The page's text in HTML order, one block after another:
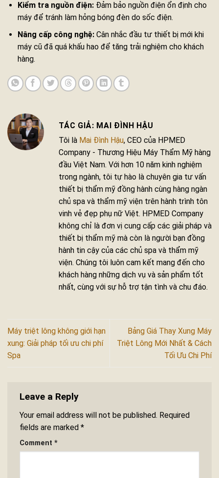
Kiểm tra nguồn điện:Đảm bảo nguồn điện ổn định cho
máy để tránh làm hỏng bóng đèn do sốc điện.
Nâng cấp công nghệ:Cân nhắc đầu tư thiết bị mới khi
máy cũ đã quá khấu hao để tăng trải nghiệm cho khách
hàng.
MAI ĐÌNH HẬU
Tôi là Mai Đình Hậu, CEO của HPMED
Company - Thương Hiệu Máy Thẩm Mỹ hàng
đầu Việt Nam. Với hơn 10 năm kinh nghiệm
trong ngành, tôi tự hào là chuyên gia tư vấn
thiết bị thẩm mỹ đồng hành cùng hàng ngàn
chủ spa và thẩm mỹ viện trên hành trình tôn
vinh vẻ đẹp phụ nữ Việt. HPMED Company
không chỉ là đơn vị cung cấp các giải pháp và
thiết bị thẩm mỹ mà còn là người bạn đồng
hành tin cậy của các chủ spa và thẩm mỹ
viện. Chúng tôi luôn cam kết mang đến cho
khách hàng những dịch vụ và sản phẩm tốt
nhất, cùng với sự hỗ trợ tận tình và chu đáo.
Máy triệt lông không giới hạn
xung: Giải pháp tối ưu chi phí
Spa
Bảng Giá Thay Xung Máy
Triệt Lông Mới Nhất & Cách
Tối Ưu Chi Phí
Leave a Reply
Your email address will not be published. Required
fields are marked *
Comment *